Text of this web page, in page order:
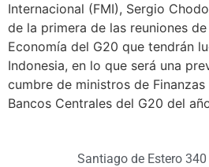
Internacional (FMI), Sergio
de la primera de las reuniones
Economía del G20 que tendrán
Indonesia, en lo que será una
cumbre de ministros de
Bancos Centrales del G20 del
Santiago de Estero 340